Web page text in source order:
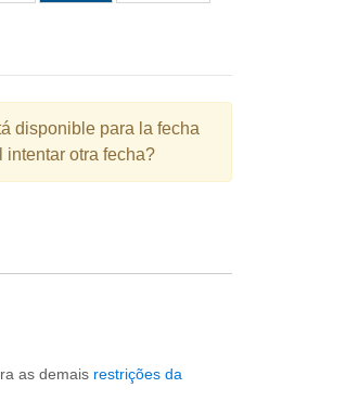
28 29
disponible para la fecha
intentar otra fecha?
as demais restrições da